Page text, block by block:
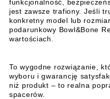
funkcjonalność,
jest zawsze trafiony. Jeśli
konkretny model lub
podarunkowy Bowl&Bone
wartościach.
To wygodne rozwiązanie,
wyboru i gwarancję
niż produkt – to realna
spacerów.